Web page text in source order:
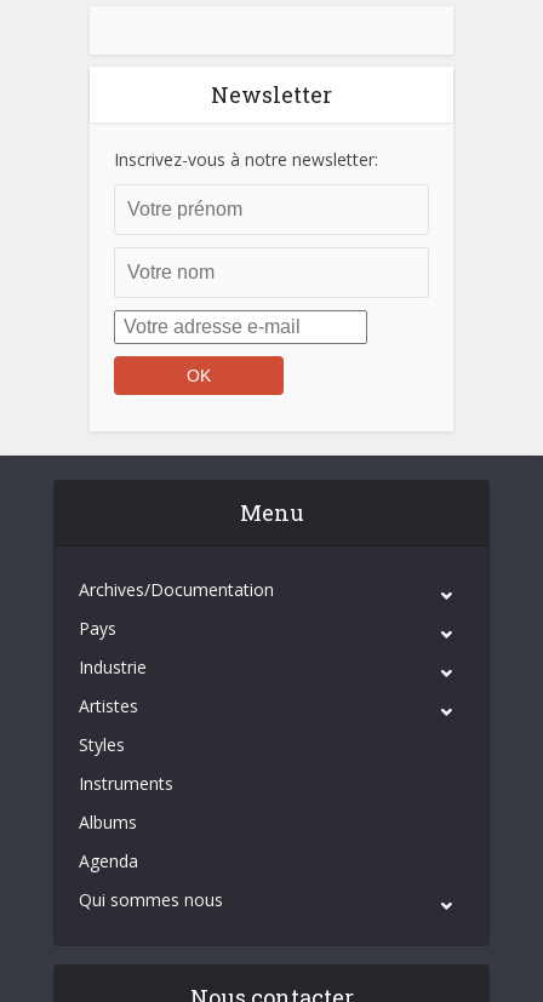
Newsletter
Inscrivez-vous à notre newsletter:
Menu
Archives/Documentation
Pays
Industrie
Artistes
Styles
Instruments
Albums
Agenda
Qui sommes nous